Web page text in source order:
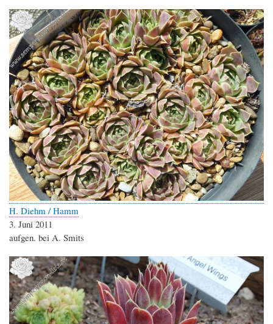
H. Diehm / Hamm
3. Juni 2011
aufgen. bei A. Smits